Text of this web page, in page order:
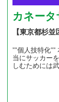
カネー
【東京都杉
””個人技特化
当にサッカー
しむためには